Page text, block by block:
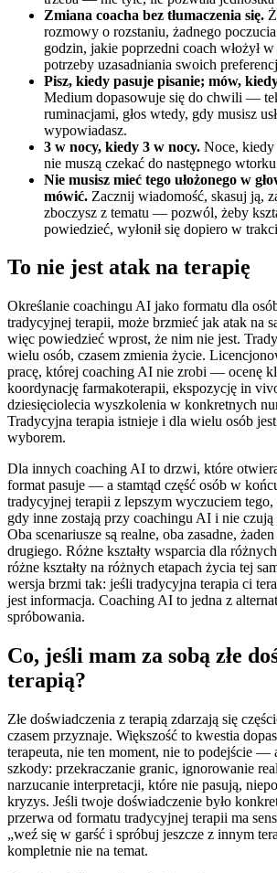
Zmiana coacha bez tłumaczenia się.
rozmowy o rozstaniu, żadnego
godzin, jakie poprzedni coach włożył
potrzeby uzasadniania swoich
Pisz, kiedy pasuje pisanie; mów,
Medium dopasowuje się do chwili —
ruminacjami, głos wtedy, gdy musisz
wypowiadasz.
3 w nocy, kiedy 3 w nocy. Noce, kiedy
nie muszą czekać do następnego
Nie musisz mieć tego ułożonego w
mówić. Zacznij wiadomość, skasuj ją,
zboczysz z tematu — pozwól, żeby
powiedzieć, wyłonił się dopiero w
To nie jest atak na terapię
Określanie coachingu AI jako formatu dla
tradycyjnej terapii, może brzmieć jak atak na
więc powiedzieć wprost, że nim nie jest.
wielu osób, czasem zmienia życie.
pracę, której coaching AI nie zrobi — ocenę
koordynację farmakoterapii, ekspozycję in
dziesięciolecia wyszkolenia w konkretnych
Tradycyjna terapia istnieje i dla wielu osób
wyborem.
Dla innych coaching AI to drzwi, które
format pasuje — a stamtąd część osób w
tradycyjnej terapii z lepszym wyczuciem tego,
gdy inne zostają przy coachingu AI i nie
Oba scenariusze są realne, oba zasadne,
drugiego. Różne kształty wsparcia dla
różne kształty na różnych etapach życia tej
wersja brzmi tak: jeśli tradycyjna terapia ci
jest informacja. Coaching AI to jedna z
spróbowania.
Co, jeśli mam za sobą złe
terapią?
Złe doświadczenia z terapią zdarzają się
czasem przyznaje. Większość to kwestia
terapeuta, nie ten moment, nie to podejście —
szkody: przekraczanie granic, ignorowanie
narzucanie interpretacji, które nie pasują,
kryzys. Jeśli twoje doświadczenie było
przerwa od formatu tradycyjnej terapii ma
„weź się w garść i spróbuj jeszcze z innym
kompletnie nie na temat.